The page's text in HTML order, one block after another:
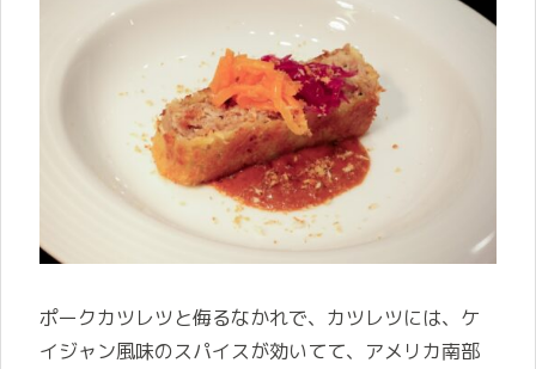
ポークカツレツと侮るなかれで、カツレツには、ケ
イジャン風味のスパイスが効いてて、アメリカ南部